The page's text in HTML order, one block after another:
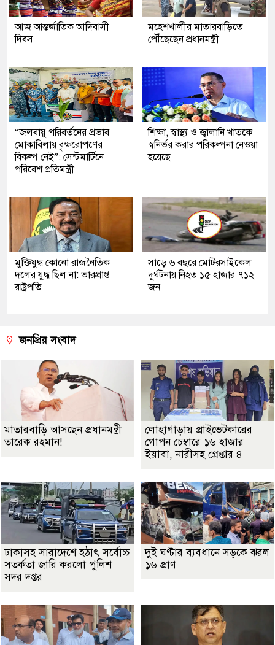
আজ আন্তর্জাতিক আদিবাসী
দিবস
মহেশখালীর মাতারবাড়িতে
পৌঁছেছেন প্রধানমন্ত্রী
“জলবায়ু পরিবর্তনের প্রভাব
মোকাবিলায় বৃক্ষরোপণের
বিকল্প নেই”: সেন্টমার্টিনে
পরিবেশ প্রতিমন্ত্রী
শিক্ষা, স্বাস্থ্য ও জ্বালানি খাতকে
স্বনির্ভর করার পরিকল্পনা নেওয়া
হয়েছে
মুক্তিযুদ্ধ কোনো রাজনৈতিক
দলের যুদ্ধ ছিল না: ভারপ্রাপ্ত
রাষ্ট্রপতি
সাড়ে ৬ বছরে মোটরসাইকেল
দুর্ঘটনায় নিহত ১৫ হাজার ৭১২
জন
জনপ্রিয় সংবাদ
মাতারবাড়ি আসছেন প্রধানমন্ত্রী
তারেক রহমান!
লোহাগাড়ায় প্রাইভেটকারের
গোপন চেম্বারে ১৬ হাজার
ইয়াবা, নারীসহ গ্রেপ্তার ৪
ঢাকাসহ সারাদেশে হঠাৎ সর্বোচ্চ
সতর্কতা জা‌রি করলো পুলিশ
সদর দপ্তর
দুই ঘণ্টার ব্যবধানে সড়কে ঝরল
১৬ প্রাণ